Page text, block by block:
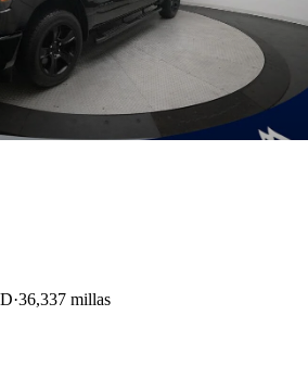
36,337 millas